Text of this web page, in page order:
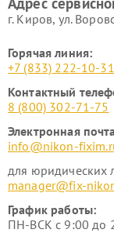
г. Киров, ул.
Горячая линия:
+7 (833) 222-10-31
Контактный
8 (800) 302-71-75
Электронная
info@nikon-
для юридических
manager@fix-
График работы:
ПН-ВСК с 9:00 до